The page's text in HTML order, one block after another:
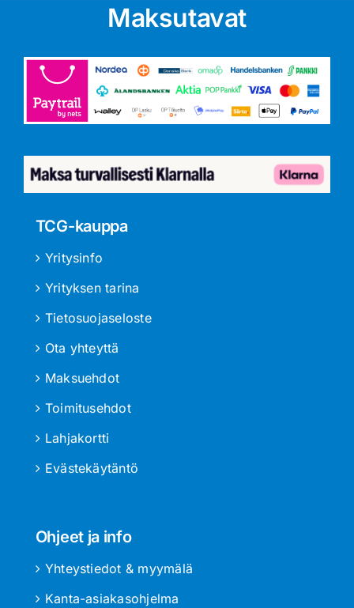
Maksutavat
TCG-kauppa
Yritysinfo
Yrityksen tarina
Tietosuojaseloste
Ota yhteyttä
Maksuehdot
Toimitusehdot
Lahjakortti
Evästekäytäntö
Ohjeet ja info
Yhteystiedot & myymälä
Kanta-asiakasohjelma